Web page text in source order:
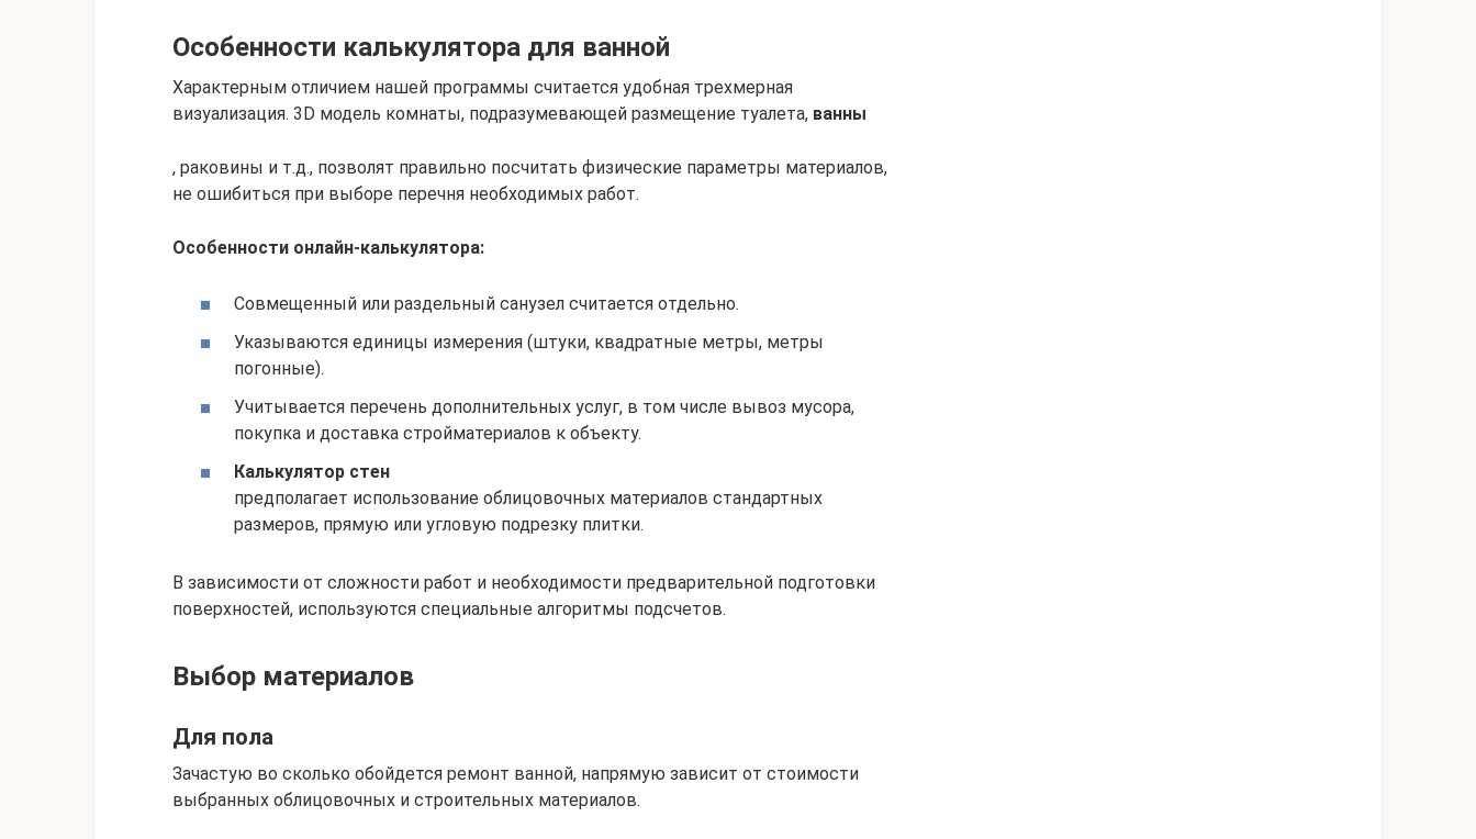
Особенности калькулятора для ванной
Характерным отличием нашей программы считается удобная трехмерная
визуализация. 3D модель комнаты, подразумевающей размещение туалета, ванны
, раковины и т.д., позволят правильно посчитать физические параметры материалов,
не ошибиться при выборе перечня необходимых работ.
Особенности онлайн-калькулятора:
Совмещенный или раздельный санузел считается отдельно.
Указываются единицы измерения (штуки, квадратные метры, метры
погонные).
Учитывается перечень дополнительных услуг, в том числе вывоз мусора,
покупка и доставка стройматериалов к объекту.
Калькулятор стен
предполагает использование облицовочных материалов стандартных
размеров, прямую или угловую подрезку плитки.
В зависимости от сложности работ и необходимости предварительной подготовки
поверхностей, используются специальные алгоритмы подсчетов.
Выбор материалов
Для пола
Зачастую во сколько обойдется ремонт ванной, напрямую зависит от стоимости
выбранных облицовочных и строительных материалов.